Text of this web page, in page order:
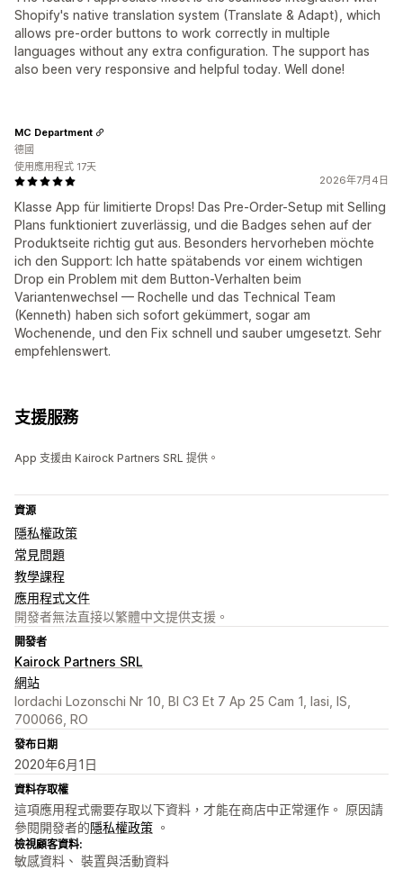
Shopify's native translation system (Translate & Adapt), which
allows pre-order buttons to work correctly in multiple
languages without any extra configuration. The support has
also been very responsive and helpful today. Well done!
2026年7月4日
Klasse App für limitierte Drops! Das Pre-Order-Setup mit Selling
Plans funktioniert zuverlässig, und die Badges sehen auf der
Produktseite richtig gut aus. Besonders hervorheben möchte
ich den Support: Ich hatte spätabends vor einem wichtigen
Drop ein Problem mit dem Button-Verhalten beim
Variantenwechsel — Rochelle und das Technical Team
(Kenneth) haben sich sofort gekümmert, sogar am
Wochenende, und den Fix schnell und sauber umgesetzt. Sehr
empfehlenswert.
MC Department
德國
使用應用程式 17天
支援服務
App 支援由 Kairock Partners SRL 提供。
資源
隱私權政策
常見問題
教學課程
應用程式文件
開發者無法直接以繁體中文提供支援。
開發者
Kairock Partners SRL
網站
Iordachi Lozonschi Nr 10, Bl C3 Et 7 Ap 25 Cam 1, Iasi, IS,
700066, RO
發布日期
2020年6月1日
資料存取權
這項應用程式需要存取以下資料，才能在商店中正常運作。 原因請
參閱開發者的隱私權政策 。
檢視顧客資料:
敏感資料、 裝置與活動資料